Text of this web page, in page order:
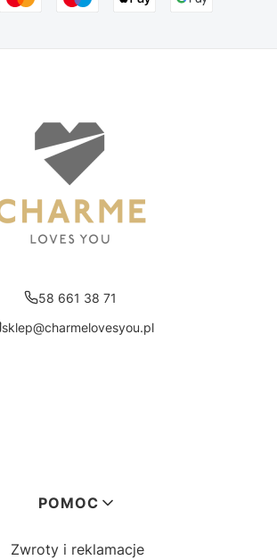
58 661 38 71
sklep@charmelovesyou.pl
POMOC
Zwroty i reklamacje